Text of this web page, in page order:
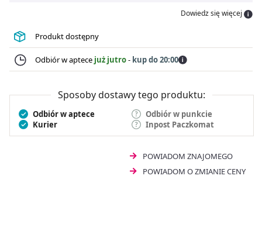
informacji związanych ze sposobem dawkowania.
Dowiedz się więcej
Produkt dostępny
Odbiór w aptece już jutro- kup do 20:00
Sposoby dostawy tego produktu:
Odbiór w aptece
Odbiór w punkcie
Kurier
Inpost Paczkomat
POWIADOM ZNAJOMEGO
POWIADOM O ZMIANIE CENY